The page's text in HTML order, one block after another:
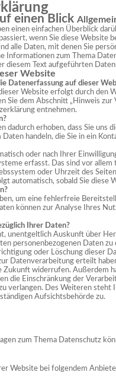
einen Blick
einen einfachen Überblick
wenn Sie diese Website
alle Daten, mit denen Sie
Informationen zum Thema
diesem Text aufgeführten
Website
Datenerfassung auf dieser
Website erfolgt durch den
Sie dem Abschnitt „Hinweis
entnehmen.
dadurch erhoben, dass Sie uns
Daten handeln, die Sie in ein
oder nach Ihrer
erfasst. Das sind vor allem
oder Uhrzeit des
automatisch, sobald Sie diese
um eine fehlerfreie
können zur Analyse Ihres
Ihrer Daten?
unentgeltlich Auskunft über
personenbezogenen Daten zu
oder Löschung dieser
Datenverarbeitung erteilt
widerrufen. Außerdem
die Einschränkung der
verlangen. Des Weiteren steht
Aufsichtsbehörde zu.
zum Thema Datenschutz
Website bei folgendem